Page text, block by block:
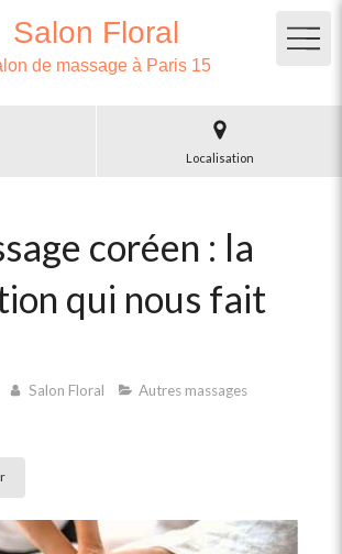
Salon Floral
de massage à Paris 15
Localisation
coréen : la
qui nous fait
Salon Floral
Autres massages